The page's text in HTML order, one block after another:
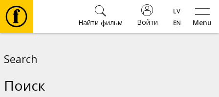
Menu
Войти
Найти фильм
Search
Поиск